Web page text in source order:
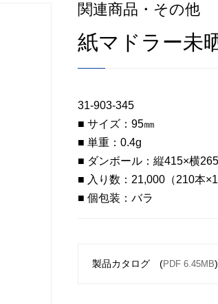
関連商品・その他
紙マドラー未
31-903-345
■ サイズ：95㎜
■ 単重：0.4g
■ ダンボール：縦415×横
■ 入り数：21,000（210本
■ 個包装：バラ
製品カタログ (PDF 6.45MB)